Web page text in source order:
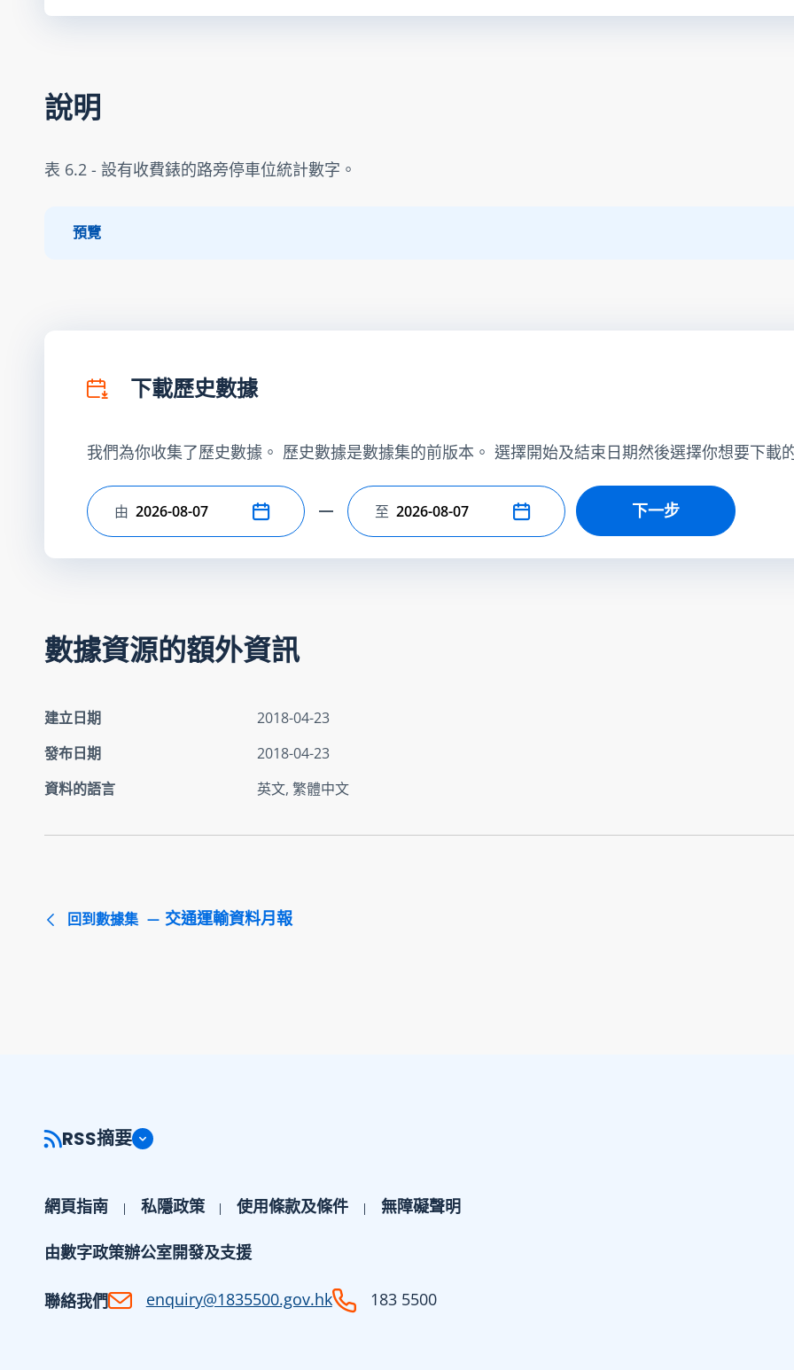
說明
表 6.2 - 設有收費錶的路旁停車位統計數字。
預覽
下載歷史數據
我們為你收集了歷史數據。 歷史數據是數據集的前版本。 選擇開始及結束日期然後選擇你想要下載
選擇開始日期
由 選擇結束日期
至 下一步
數據資源的額外資訊
建立日期
2018-04-23
發布日期
2018-04-23
資料的語言
英文, 繁體中文
回到數據集 交通運輸資料月報
RSS摘要
網頁指南 私隱政策 使用條款及條件 無障礙聲明
由數字政策辦公室開發及支援
聯絡我們 enquiry@1835500.gov.hk 183 5500